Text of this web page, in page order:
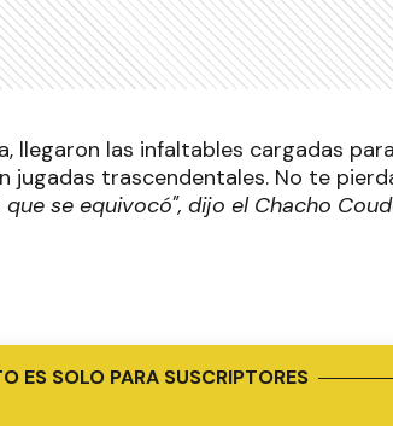
llegaron las infaltables cargadas
jugadas trascendentales. No te
se equivocó", dijo el Chacho
ES SOLO PARA SUSCRIPTORES